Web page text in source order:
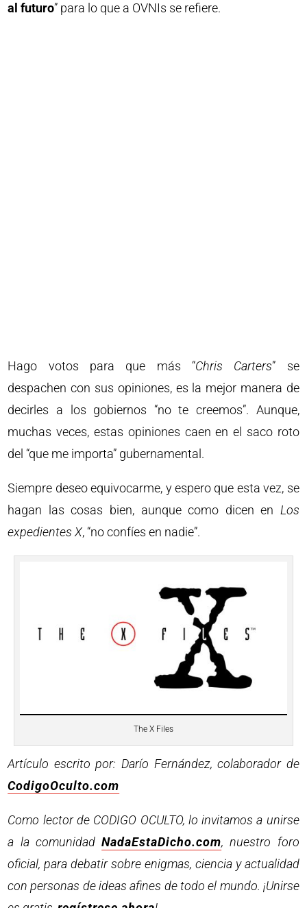
al futuro” para lo que a OVNIs se refiere.
Hago votos para que más “Chris Carters” se
despachen con sus opiniones, es la mejor manera de
decirles a los gobiernos “no te creemos”. Aunque,
muchas veces, estas opiniones caen en el saco roto
del “que me importa” gubernamental.
Siempre deseo equivocarme, y espero que esta vez, se
hagan las cosas bien, aunque como dicen en Los
expedientes X, “no confíes en nadie”.
The X Files
Artículo escrito por: Darío Fernández, colaborador de
CodigoOculto.com
Como lector de CODIGO OCULTO, lo invitamos a unirse
a la comunidadNadaEstaDicho.com, nuestro foro
oficial, para debatir sobre enigmas, ciencia y actualidad
con personas de ideas afines de todo el mundo. ¡Unirse